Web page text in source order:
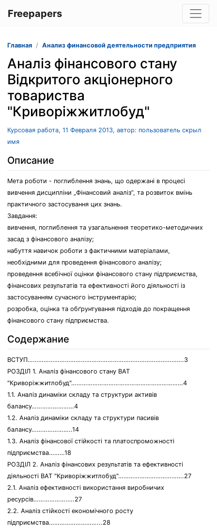
Freepapers
Главная Анализ финансовой деятельности предприятия
Аналіз фінансового стану
Вiдкритого акцiонерного
товариства
"Криворiжжитлобуд"
Курсовая работа, 11 Февраля 2013, автор: пользователь скрыл
имя
Описание
Мета роботи - поглиблення знань, що одержані в процесі
вивчення дисципліни „Фінансовий аналіз”, та розвиток вмінь
практичного застосування цих знань.
Завдання:
вивчення, поглиблення та узагальнення теоретико-методичних
засад з фінансового аналізу;
набуття навичок роботи з фактичними матеріалами,
необхідними для проведення фінансового аналізу;
проведення всебічної оцінки фінансового стану підприємства,
фінансових результатів та ефективності його діяльності із
застосуванням сучасного інструментарію;
розробка, оцінка та обґрунтування підходів до покращення
фінансового стану підприємства.
Содержание
ВСТУП…………………………………………………………………………….3
РОЗДІЛ 1. Аналіз фінансового стану ВАТ
"Криворiжжитлобуд"………………………………………………………4
1.1. Аналіз динаміки складу та структури активів
балансу……………………4
1.2. Аналіз динаміки складу та структури пасивів
балансу…………………..14
1.3. Аналіз фінансової стійкості та платоспроможності
підприємства………18
РОЗДІЛ 2. Аналіз фінансових результатів та ефективності
діяльності ВАТ "Криворiжжитлобуд"……………………………….27
2.1. Аналіз ефективності використання виробничих
ресурсів……………….….27
2.2. Аналіз стійкості економічного росту
підприємства………………………...28